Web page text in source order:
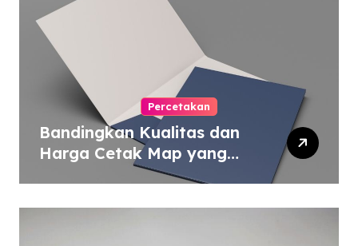
Percetakan
Bandingkan Kualitas dan
Harga Cetak Map yang
Murah atau Mahal